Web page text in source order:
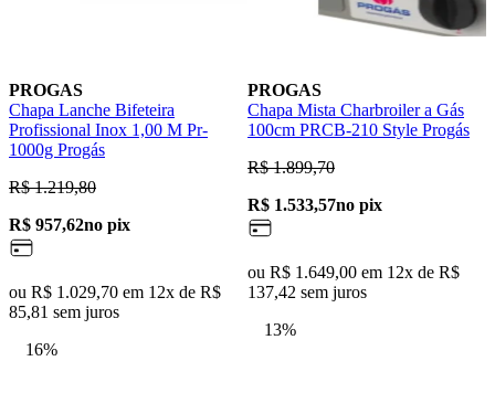
PROGAS
Chapa Lanche Bifeteira
Profissional Inox 1,00 M Pr-
1000g Progás
R$ 1.219,80
R$ 957,62no pix
ou R$ 1.029,70 em 12x de R$
85,81 sem juros
16%
PROGAS
Chapa Mista Charbroiler a Gás
100cm PRCB-210 Style Progás
R$ 1.899,70
R$ 1.533,57no pix
ou R$ 1.649,00 em 12x de R$
137,42 sem juros
13%